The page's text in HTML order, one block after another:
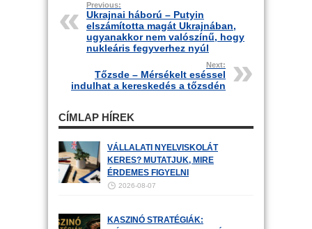
Previous:
Ukrajnai háború – Putyin
elszámította magát Ukrajnában,
ugyanakkor nem valószínű, hogy
nukleáris fegyverhez nyúl
Next:
Tőzsde – Mérsékelt eséssel
indulhat a kereskedés a tőzsdén
CÍMLAP HÍREK
VÁLLALATI NYELVISKOLÁT
KERES? MUTATJUK, MIRE
ÉRDEMES FIGYELNI
2026-08-07
KASZINÓ STRATÉGIÁK: